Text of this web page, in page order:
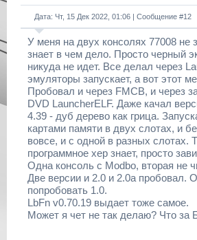
Дата: Чт, 15 Дек 2022, 01:06 | Сообщение #12
У меня на двух консолях 77008 не
знает в чем дело. Просто черный
никуда не идет. Все делал через
эмуляторы запускает, а вот этот
Пробовал и через FMCB, и через
DVD LauncherELF. Даже качал
4.39 - дуб дерево как грица.
картами памяти в двух слотах, и
вовсе, и с одной в разных слотах.
программное хер знает, просто
Одна консоль с Modbo, вторая не
Две версии и 2.0 и 2.0а пробовал.
попробовать 1.0.
LbFn v0.70.19 выдает тоже самое.
Может я чет не так делаю? Что